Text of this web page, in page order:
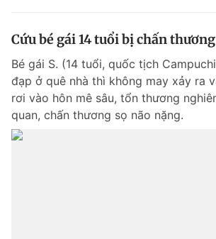
Cứu bé gái 14 tuổi bị chấn
Bé gái S. (14 tuổi, quốc tịch
đạp ở quê nhà thì không may xảy ra
rơi vào hôn mê sâu, tổn thương
quan, chấn thương sọ não nặng.